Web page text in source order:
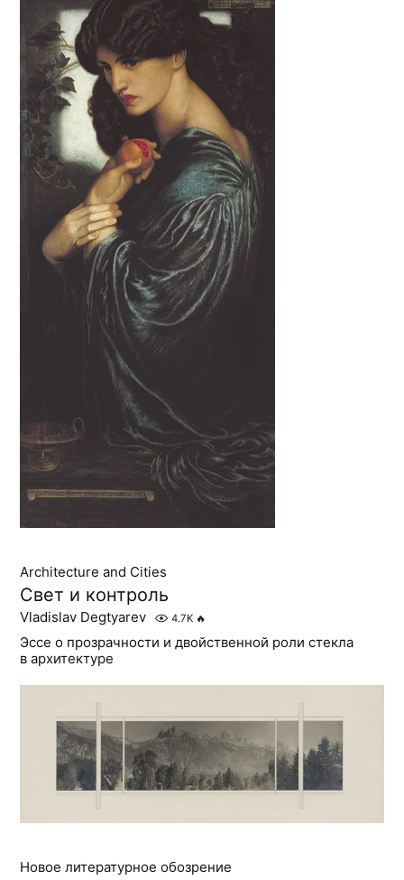
Architecture and Cities
Свет и контроль
Vladislav Degtyarev 4.7K 🔥
Эссе о прозрачности и двойственной роли стекла
в архитектуре
Новое литературное обозрение